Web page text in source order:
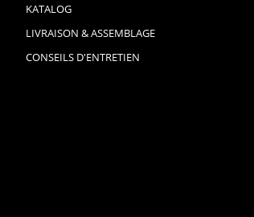
KATALOG
LIVRAISON & ASSEMBLAGE
CONSEILS D'ENTRETIEN